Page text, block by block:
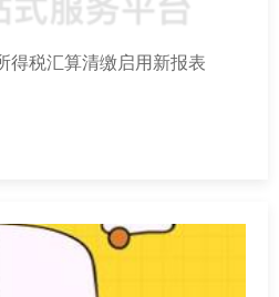
得税汇算清缴启用新报表